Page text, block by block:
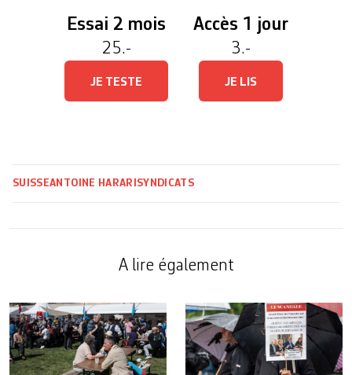
Essai 2 mois
25.-
JE TESTE
Accès 1 jour
3.-
JE LIS
SUISSEANTOINE HARARI SYNDICATS
A lire également